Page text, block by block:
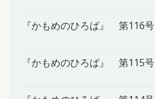
『かもめのひろば』 第116号
『かもめのひろば』 第115号